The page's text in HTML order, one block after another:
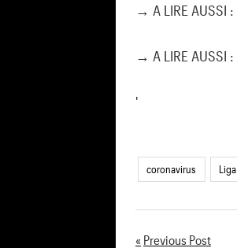
→ A LIRE AUSSI :
→ A LIRE AUSSI :
'
coronavirus Liga
Previous Post